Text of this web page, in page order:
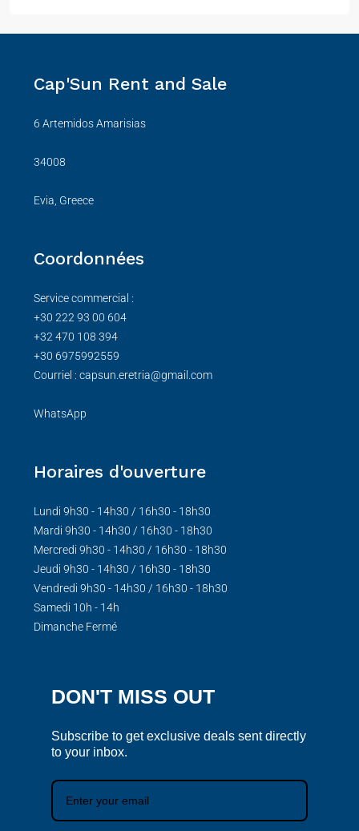
Cap'Sun Rent and Sale
6 Artemidos Amarisias
34008
Evia, Greece
Coordonnées
Service commercial :
+30 222 93 00 604
+32 470 108 394
+30 6975992559
Courriel : capsun.eretria@gmail.com
WhatsApp
Horaires d'ouverture
Lundi 9h30 - 14h30 / 16h30 - 18h30
Mardi 9h30 - 14h30 / 16h30 - 18h30
Mercredi 9h30 - 14h30 / 16h30 - 18h30
Jeudi 9h30 - 14h30 / 16h30 - 18h30
Vendredi 9h30 - 14h30 / 16h30 - 18h30
Samedi 10h - 14h
Dimanche Fermé
DON'T MISS OUT
Subscribe to get exclusive deals sent directly
to your inbox.